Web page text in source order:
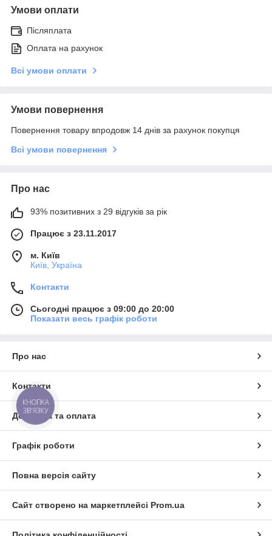
Умови оплати
Післяплата
Оплата на рахунок
Всі умови оплати
Умови повернення
Повернення товару впродовж 14 днів за рахунок покупця
Всі умови повернення
Про нас
93% позитивних з 29 відгуків за рік
Працює з 23.11.2017
м. Київ
Київ, Україна
Контакти
Сьогодні працює з 09:00 до 20:00
Показати весь графік роботи
Про нас
Контакти
Доставка та оплата
Графік роботи
Повна версія сайту
Сайт створено на маркетплейсі Prom.ua
КНОПКА
ЗВ'ЯЗКУ